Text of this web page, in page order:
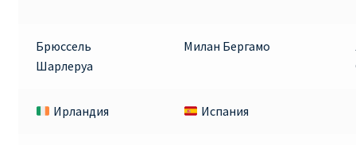
Брюссель
Шарлеруа
Милан Бергамо
Ирландия Испания